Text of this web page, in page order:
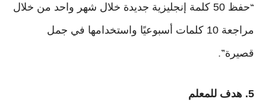
“
حفظ 50 كلمة إنجليزية جديدة خلال شهر واحد من خلال
مراجعة 10 كلمات أسبوعيًا واستخدامها في جمل
قصيرة.”
5. هدف للمعلم